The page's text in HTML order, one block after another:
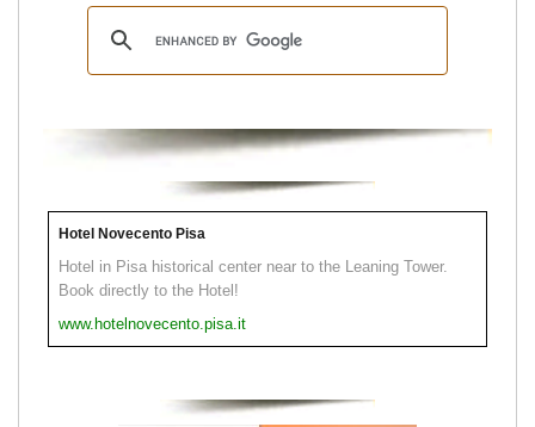
Hotel Novecento Pisa
Hotel in Pisa historical center near to the Leaning Tower.
Book directly to the Hotel!
www.hotelnovecento.pisa.it